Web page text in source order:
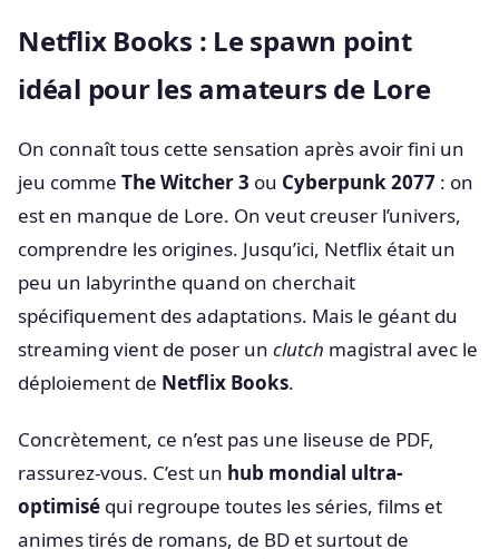
Netflix Books : Le spawn point
idéal pour les amateurs de Lore
On connaît tous cette sensation après avoir fini un
jeu comme The Witcher 3 ou Cyberpunk 2077 : on
est en manque de Lore. On veut creuser l’univers,
comprendre les origines. Jusqu’ici, Netflix était un
peu un labyrinthe quand on cherchait
spécifiquement des adaptations. Mais le géant du
streaming vient de poser un clutch magistral avec le
déploiement de Netflix Books.
Concrètement, ce n’est pas une liseuse de PDF,
rassurez-vous. C’est un hub mondial ultra-
optimisé qui regroupe toutes les séries, films et
animes tirés de romans, de BD et surtout de